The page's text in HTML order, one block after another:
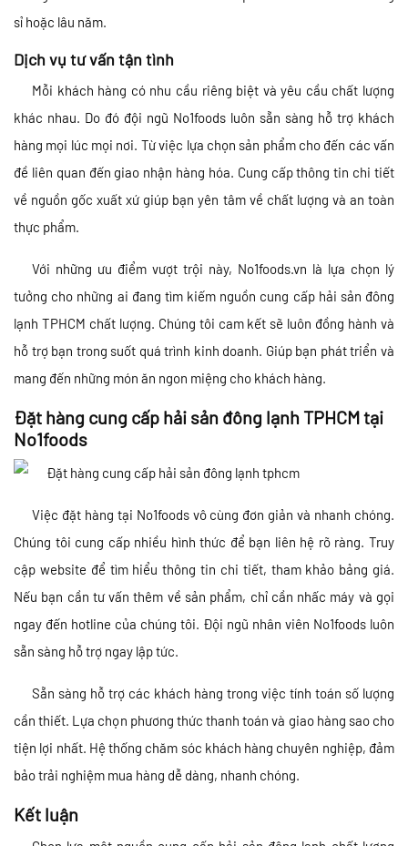
sỉ hoặc lâu năm.
Dịch vụ tư vấn tận tình
Mỗi khách hàng có nhu cầu riêng biệt và yêu cầu chất lượng
khác nhau. Do đó đội ngũ No1foods luôn sẵn sàng hỗ trợ khách
hàng mọi lúc mọi nơi. Từ việc lựa chọn sản phẩm cho đến các vấn
đề liên quan đến giao nhận hàng hóa. Cung cấp thông tin chi tiết
về nguồn gốc xuất xứ giúp bạn yên tâm về chất lượng và an toàn
thực phẩm.
Với những ưu điểm vượt trội này, No1foods.vn là lựa chọn lý
tưởng cho những ai đang tìm kiếm nguồn cung cấp hải sản đông
lạnh TPHCM chất lượng. Chúng tôi cam kết sẽ luôn đồng hành và
hỗ trợ bạn trong suốt quá trình kinh doanh. Giúp bạn phát triển và
mang đến những món ăn ngon miệng cho khách hàng.
Đặt hàng cung cấp hải sản đông lạnh TPHCM tại
No1foods
Việc đặt hàng tại No1foods vô cùng đơn giản và nhanh chóng.
Chúng tôi cung cấp nhiều hình thức để bạn liên hệ rõ ràng. Truy
cập website để tìm hiểu thông tin chi tiết, tham khảo bảng giá.
Nếu bạn cần tư vấn thêm về sản phẩm, chỉ cần nhấc máy và gọi
ngay đến hotline của chúng tôi. Đội ngũ nhân viên No1foods luôn
sẵn sàng hỗ trợ ngay lập tức.
Sẵn sàng hỗ trợ các khách hàng trong việc tính toán số lượng
cần thiết. Lựa chọn phương thức thanh toán và giao hàng sao cho
tiện lợi nhất. Hệ thống chăm sóc khách hàng chuyên nghiệp, đảm
bảo trải nghiệm mua hàng dễ dàng, nhanh chóng.
Kết luận